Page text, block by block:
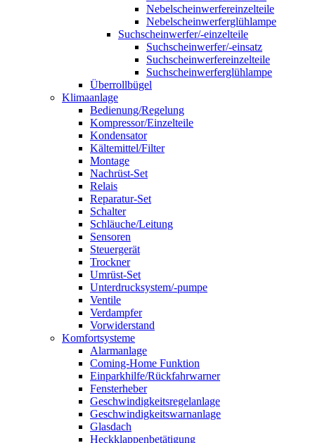
Nebelscheinwerfereinzelteile
Nebelscheinwerferglühlampe
Suchscheinwerfer/-einzelteile
Suchscheinwerfer/-einsatz
Suchscheinwerfereinzelteile
Suchscheinwerferglühlampe
Überrollbügel
Klimaanlage
Bedienung/Regelung
Kompressor/Einzelteile
Kondensator
Kältemittel/Filter
Montage
Nachrüst-Set
Relais
Reparatur-Set
Schalter
Schläuche/Leitung
Sensoren
Steuergerät
Trockner
Umrüst-Set
Unterdrucksystem/-pumpe
Ventile
Verdampfer
Vorwiderstand
Komfortsysteme
Alarmanlage
Coming-Home Funktion
Einparkhilfe/Rückfahrwarner
Fensterheber
Geschwindigkeitsregelanlage
Geschwindigkeitswarnanlage
Glasdach
Heckklappenbetätigung